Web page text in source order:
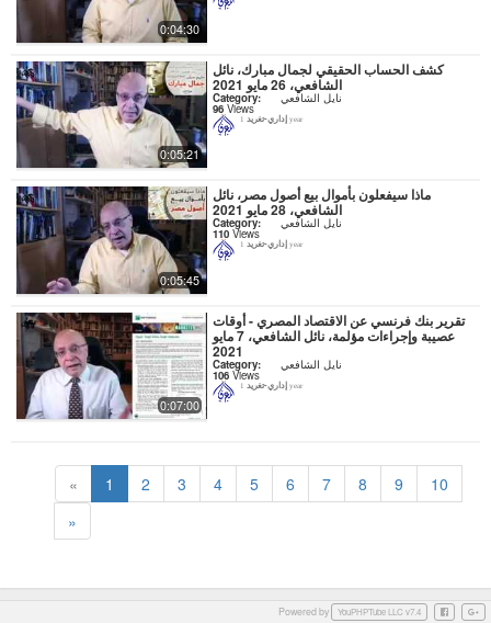
0:04:30
0:05:21
كشف الحساب الحقيقي لجمال مبارك، نائل
الشافعي، 26 مايو 2021
Category: نايل الشافعي
96 Views
إداري-تغريد 1 year
0:05:45
ماذا سيفعلون بأموال بيع أصول مصر، نائل
الشافعي، 28 مايو 2021
Category: نايل الشافعي
110 Views
إداري-تغريد 1 year
0:07:00
تقرير بنك فرنسي عن الاقتصاد المصري - أوقات
عصيبة وإجراءات مؤلمة، نائل الشافعي، 7 مايو
2021
Category: نايل الشافعي
106 Views
إداري-تغريد 1 year
« 1 2 3 4 5 6 7 8 9
10
»
Powered by YouPHPTube LLC v7.4 Facebook